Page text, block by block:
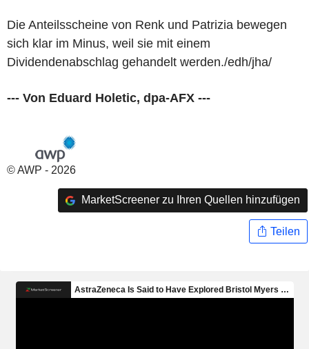
Die Anteilsscheine von Renk und Patrizia bewegen
sich klar im Minus, weil sie mit einem
Dividendenabschlag gehandelt werden./edh/jha/
--- Von Eduard Holetic, dpa-AFX ---
© AWP - 2026
MarketScreener zu Ihren Quellen hinzufügen
Teilen